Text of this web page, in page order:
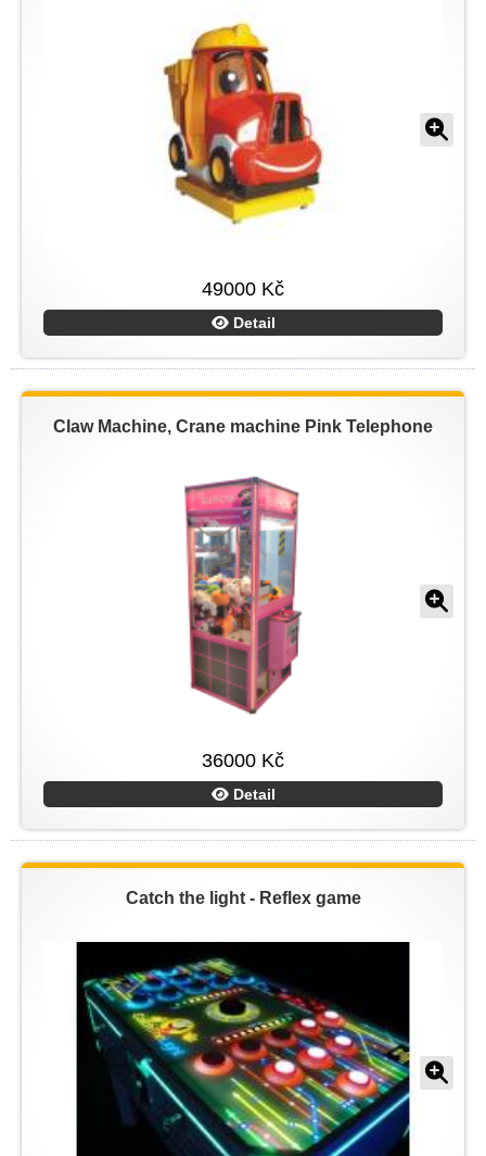
49000 Kč
Detail
Claw Machine, Crane machine Pink Telephone
36000 Kč
Detail
Catch the light - Reflex game